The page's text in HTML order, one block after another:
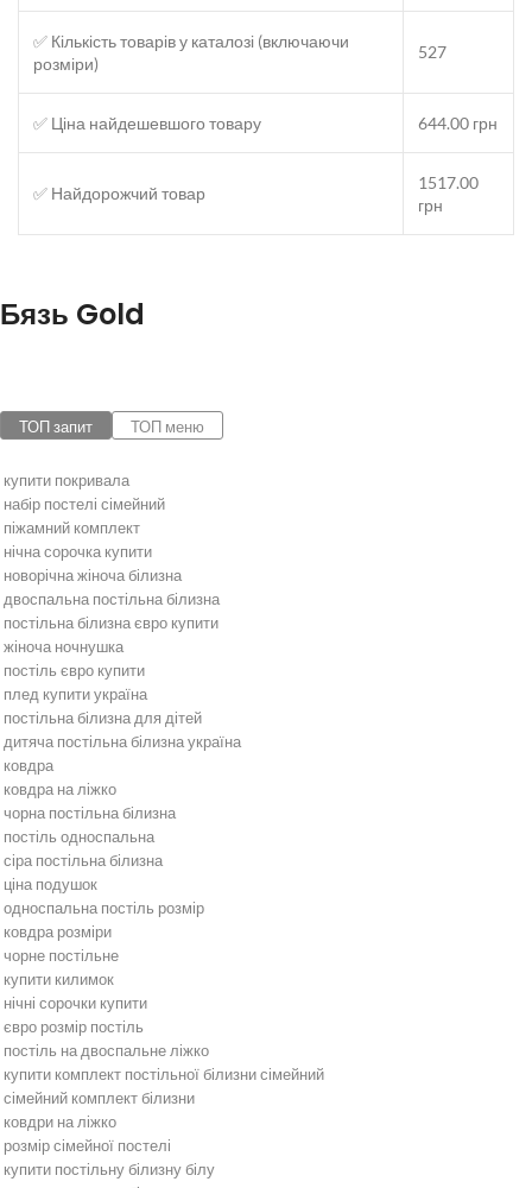
✅ Кількість товарів у каталозі (включаючи
розміри)
527
✅ Ціна найдешевшого товару 644.00 грн
✅ Найдорожчий товар
1517.00
грн
Бязь Gold
ТОП запит ТОП меню
купити покривала
набір постелі сімейний
піжамний комплект
нічна сорочка купити
новорічна жіноча білизна
двоспальна постільна білизна
постільна білизна євро купити
жіноча ночнушка
постіль євро купити
плед купити україна
постільна білизна для дітей
дитяча постільна білизна україна
ковдра
ковдра на ліжко
чорна постільна білизна
постіль односпальна
сіра постільна білизна
ціна подушок
односпальна постіль розмір
ковдра розміри
чорне постільне
купити килимок
нічні сорочки купити
євро розмір постіль
постіль на двоспальне ліжко
купити комплект постільної білизни сімейний
сімейний комплект білизни
ковдри на ліжко
розмір сімейної постелі
купити постільну білизну білу